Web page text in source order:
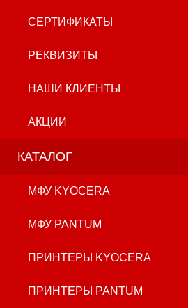
СЕРТИФИКАТЫ
РЕКВИЗИТЫ
НАШИ КЛИЕНТЫ
АКЦИИ
КАТАЛОГ
МФУ KYOCERA
МФУ PANTUM
ПРИНТЕРЫ KYOCERA
ПРИНТЕРЫ PANTUM